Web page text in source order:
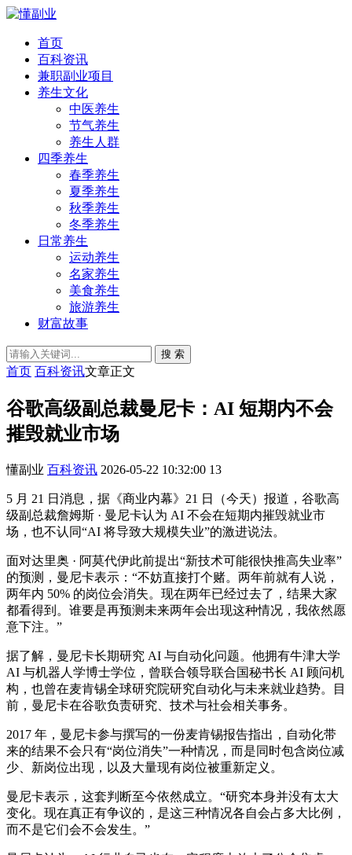
首页
百科资讯
兼职副业项目
养生文化
中医养生
节气养生
养生人群
四季养生
春季养生
夏季养生
秋季养生
冬季养生
日常养生
运动养生
名家养生
美食养生
旅游养生
财富故事
搜 索
首页 百科资讯文章正文
谷歌高级副总裁曼尼卡：AI 短期内不会
摧毁就业市场
懂副业 百科资讯 2026-05-22 10:32:00 13
5 月 21 日消息，据《商业内幕》21 日（今天）报道，谷歌高
级副总裁詹姆斯 · 曼尼卡认为 AI 不会在短期内摧毁就业市
场，也不认同“AI 将导致大规模失业”的激进说法。
面对达里奥 · 阿莫代伊此前提出“新技术可能很快推高失业率”
的预测，曼尼卡表示：“不妨直接打个赌。两年前就有人说，
两年内 50% 的岗位会消失。现在两年已经过去了，结果大家
都看得到。谁要是再预测未来两年会出现这种情况，我依然愿
意下注。”
据了解，曼尼卡长期研究 AI 与自动化问题。他拥有牛津大学
AI 与机器人学博士学位，曾联合领导联合国秘书长 AI 顾问机
构，也曾在麦肯锡全球研究院研究自动化与未来就业趋势。目
前，曼尼卡在谷歌负责研究、技术与社会相关事务。
2017 年，曼尼卡参与撰写的一份麦肯锡报告指出，自动化带
来的结果不会只有“岗位消失”一种情况，而是同时包含岗位减
少、新岗位出现，以及大量现有岗位被重新定义。
曼尼卡表示，这套判断至今依然成立。“研究本身并没有太大
变化。现在真正有争议的，是这三种情况各自会占多大比例，
而不是它们会不会发生。”